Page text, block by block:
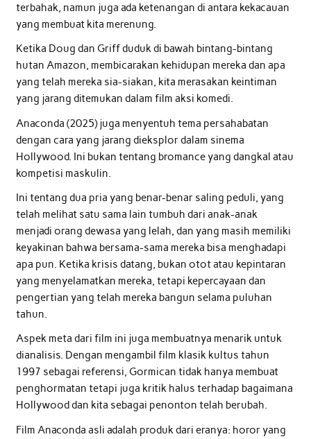
terbahak, namun juga ada ketenangan di antara kekacauan
yang membuat kita merenung.
Ketika Doug dan Griff duduk di bawah bintang-bintang
hutan Amazon, membicarakan kehidupan mereka dan apa
yang telah mereka sia-siakan, kita merasakan keintiman
yang jarang ditemukan dalam film aksi komedi.
Anaconda (2025) juga menyentuh tema persahabatan
dengan cara yang jarang dieksplor dalam sinema
Hollywood. Ini bukan tentang bromance yang dangkal atau
kompetisi maskulin.
Ini tentang dua pria yang benar-benar saling peduli, yang
telah melihat satu sama lain tumbuh dari anak-anak
menjadi orang dewasa yang lelah, dan yang masih memiliki
keyakinan bahwa bersama-sama mereka bisa menghadapi
apa pun. Ketika krisis datang, bukan otot atau kepintaran
yang menyelamatkan mereka, tetapi kepercayaan dan
pengertian yang telah mereka bangun selama puluhan
tahun.
Aspek meta dari film ini juga membuatnya menarik untuk
dianalisis. Dengan mengambil film klasik kultus tahun
1997 sebagai referensi, Gormican tidak hanya membuat
penghormatan tetapi juga kritik halus terhadap bagaimana
Hollywood dan kita sebagai penonton telah berubah.
Film Anaconda asli adalah produk dari eranya: horor yang